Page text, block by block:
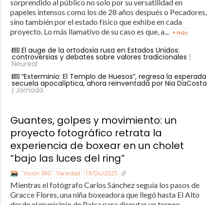
sorprendido al público no solo por su versatilidad en
papeles intensos como los de 28 años después o Pecadores,
sino también por el estado físico que exhibe en cada
proyecto. Lo más llamativo de su caso es que, a... + más
El auge de la ortodoxia rusa en Estados Unidos:
controversias y debates sobre valores tradicionales |
Neureal
“Exterminio: El Templo de Huesos”, regresa la esperada
secuela apocalíptica, ahora reinventada por Nia DaCosta
| Jornada
Guantes, golpes y movimiento: un
proyecto fotográfico retrata la
experiencia de boxear en un cholet
“bajo las luces del ring”
Visión 360 Variedad 18/Dic/2025
Mientras el fotógrafo Carlos Sánchez seguía los pasos de
Gracce Flores, una niña boxeadora que llegó hasta El Alto